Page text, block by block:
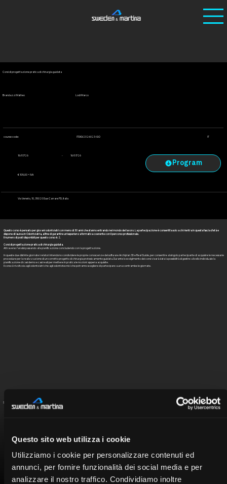
Questo sito web utilizza i cookie
Utilizziamo i cookie per personalizzare contenuti ed
annunci, per fornire funzionalità dei social media e per
analizzare il nostro traffico. Condividiamo inoltre
Brandazzi Matteo Lodi Marco
Via Veneto, 10, 35020 Due Carrare PD, Italia
course code: ITDIGI2026023-GO IT
16/07/26 16/07/26
-
€ 105,00 + IVA
Program
Corsi di progettazione pratica di chirurgia guidata
Questo corso è pensato per giovani odontoiatri con meno di 30 anni che stanno entrando nel mondo del lavoro. La partecipazione è consentita solo a chi rientra in questa fascia d’età e
dispone di laurea in Odontoiatria, al fine di garantire un’esperienza formativa coerente con il percorso professionale.
Il numero di posti disponibili per questo corso è: 2.
Corsi di progettazione pratica di chirurgia guidata.
Attraverso l’analisi passando alla pianificazione concludendo con la progettazione.
In queste due distinte giornate i relatori intendono condividere le proprie conoscenze del software Archiplan 3D e Real Guide, per consentire al singolo partecipante di acquisire le necessarie
procedure per la realizzazione di un corretto progetto di chirurgia protesicamente guidata. Durante lo svolgimento dei corsi vi sarà data la possibilità di gestire a livello individuale la
pianificazione di casi demo e casi reali per mettere in pratica le nozioni appena acquisite.
Il corso è rivolto sia agli odontoiatri che agli odontotecnici che potranno scegliere di partecipare a una o entrambe le giornate.
Select the speaker to view the curriculum